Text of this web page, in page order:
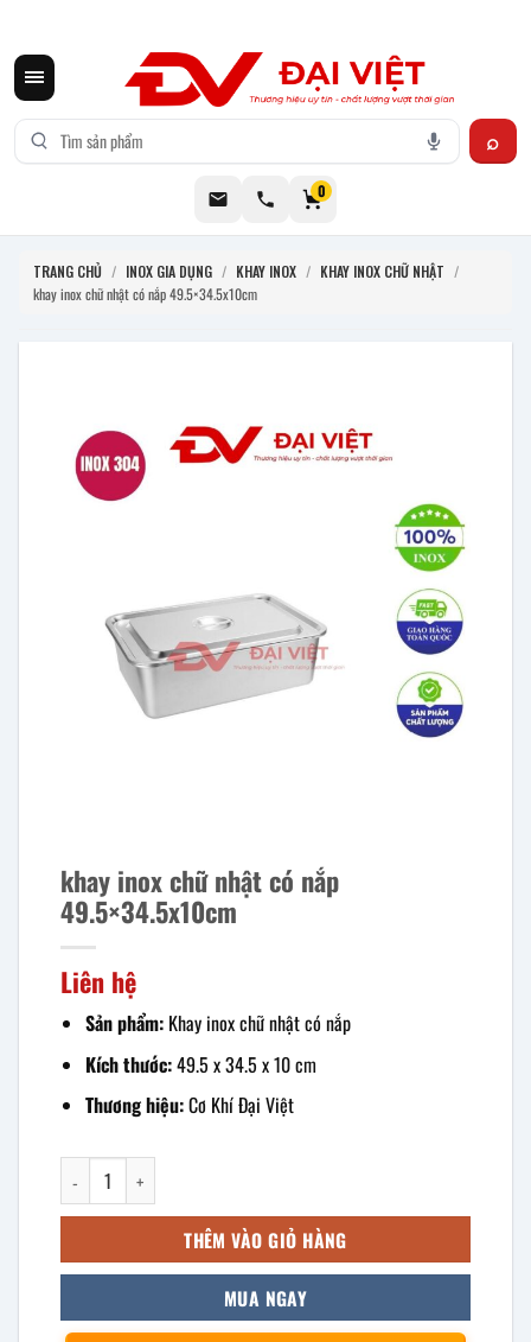
0
TRANG CHỦ / INOX GIA DỤNG / KHAY INOX / KHAY INOX CHỮ NHẬT /
khay inox chữ nhật có nắp 49.5×34.5x10cm
khay inox chữ nhật có nắp
49.5×34.5x10cm
Liên hệ
Sản phẩm:Khay inox chữ nhật có nắp
Kích thước:49.5 x 34.5 x 10 cm
Thương hiệu:Cơ Khí Đại Việt
khay inox chữ nhật có nắp 49.5x34.5x10cm số lượng
THÊM VÀO GIỎ HÀNG
MUA NGAY